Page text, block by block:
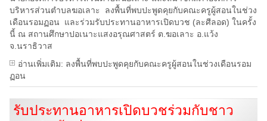
บริหารส่วนตำบลฆอเลาะ ลงพื้นที่พบปะพูดคุยกับคณะครูผู้สอนในช่วง
เดือนรอมฏอน และร่วมรับประทานอาหารเปิดบวช (ละศีลอด) ในครั้ง
นี้ ณ สถานศึกษาปอเนาะแสงอรุณศาสตร์ ต.ฆอเลาะ อ.แว้ง
จ.นราธิวาส
อ่านเพิ่มเติม: ลงพื้นที่พบปะพูดคุยกับคณะครูผู้สอนในช่วงเดือนรอม
ฏอน
รับประทานอาหารเปิดบวชร่วมกับชาว